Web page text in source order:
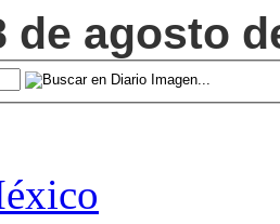
de agosto